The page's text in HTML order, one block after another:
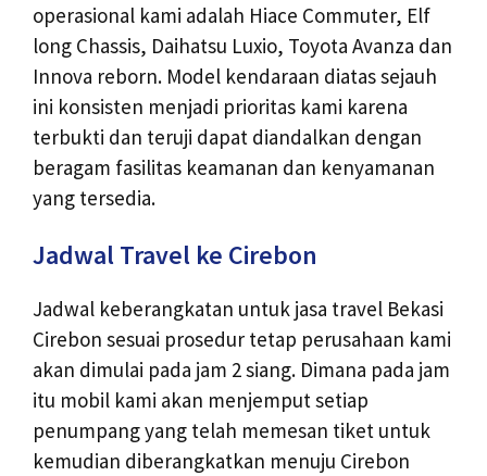
operasional kami adalah Hiace Commuter, Elf
long Chassis, Daihatsu Luxio, Toyota Avanza dan
Innova reborn. Model kendaraan diatas sejauh
ini konsisten menjadi prioritas kami karena
terbukti dan teruji dapat diandalkan dengan
beragam fasilitas keamanan dan kenyamanan
yang tersedia.
Jadwal Travel ke Cirebon
Jadwal keberangkatan untuk jasa travel Bekasi
Cirebon sesuai prosedur tetap perusahaan kami
akan dimulai pada jam 2 siang. Dimana pada jam
itu mobil kami akan menjemput setiap
penumpang yang telah memesan tiket untuk
kemudian diberangkatkan menuju Cirebon